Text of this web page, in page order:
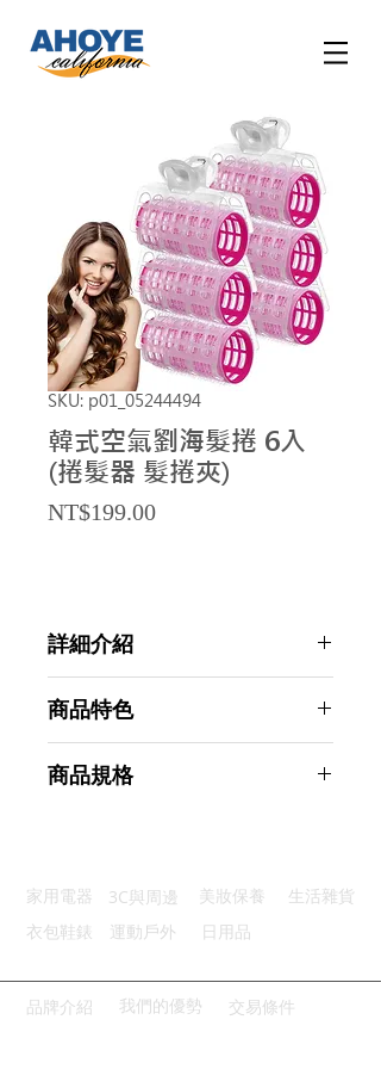
SKU: p01_05244494
韓式空氣劉海髮捲 6入
(捲髮器 髮捲夾)
NT$199.00Price
詳細介紹
商品特色
簡單操作：不需夾子固定輕鬆上手
商品規格
主要材質：塑料
商品尺寸：6.3*5.5*3.5cm
產地名稱：中國大陸
代理商：亞桓有限公司
家用電器 3C與周邊 美妝保養
生活雜貨
衣包鞋錶
運動戶外 日用品
品牌介紹 我們的優勢 交易條件